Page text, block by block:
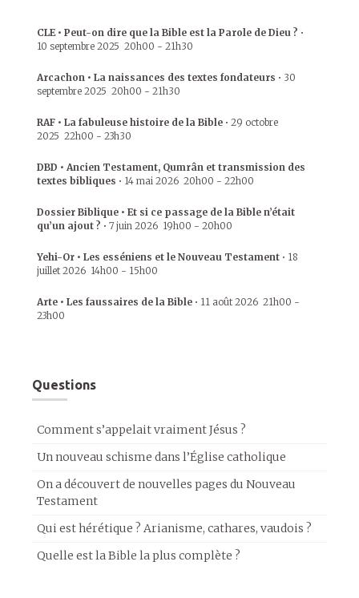
CLE • Peut-on dire que la Bible est la Parole de Dieu ? •
10 septembre 2025 20h00 - 21h30
Arcachon • La naissances des textes fondateurs • 30
septembre 2025 20h00 - 21h30
RAF • La fabuleuse histoire de la Bible • 29 octobre
2025 22h00 - 23h30
DBD • Ancien Testament, Qumrân et transmission des
textes bibliques • 14 mai 2026 20h00 - 22h00
Dossier Biblique • Et si ce passage de la Bible n’était
qu’un ajout ? • 7 juin 2026 19h00 - 20h00
Yehi-Or • Les esséniens et le Nouveau Testament • 18
juillet 2026 14h00 - 15h00
Arte • Les faussaires de la Bible • 11 août 2026 21h00 -
23h00
Questions
Comment s’appelait vraiment Jésus ?
Un nouveau schisme dans l’Église catholique
On a découvert de nouvelles pages du Nouveau
Testament
Qui est hérétique ? Arianisme, cathares, vaudois ?
Quelle est la Bible la plus complète ?